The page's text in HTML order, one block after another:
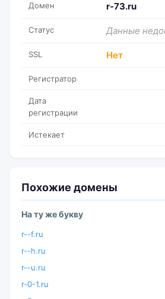
Домен r-73.ru
Статус Данные
SSL Нет
Регистратор
Дата
регистрации
Истекает
Похожие домены
На ту же букву
r--f.ru
r--h.ru
r--u.ru
r-0-1.ru